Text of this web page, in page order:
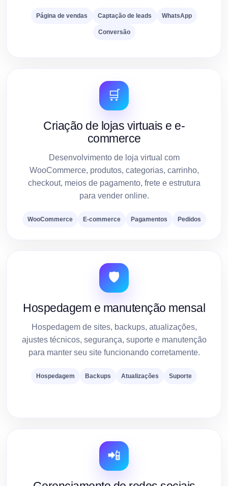
Página de vendas Captação de leads WhatsApp
Conversão
🛒
Criação de lojas virtuais e e-
commerce
Desenvolvimento de loja virtual com
WooCommerce, produtos, categorias, carrinho,
checkout, meios de pagamento, frete e estrutura
para vender online.
WooCommerce E-commerce Pagamentos Pedidos
🛡️
Hospedagem e manutenção mensal
Hospedagem de sites, backups, atualizações,
ajustes técnicos, segurança, suporte e manutenção
para manter seu site funcionando corretamente.
Hospedagem Backups Atualizações Suporte
📲